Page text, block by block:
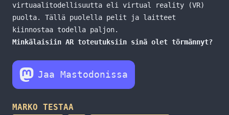
virtuaalitodellisuutta eli virtual reality (VR)
puolta. Tällä puolella pelit ja laitteet
kiinnostaa todella paljon.
Minkälaisiin AR toteutuksiin sinä olet törmännyt?
Jaa Mastodonissa
MARKO TESTAA